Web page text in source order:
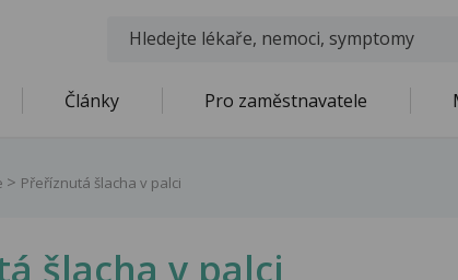
Články Pro zaměstnavatele
Přeříznutá šlacha v palci
šlacha v palci